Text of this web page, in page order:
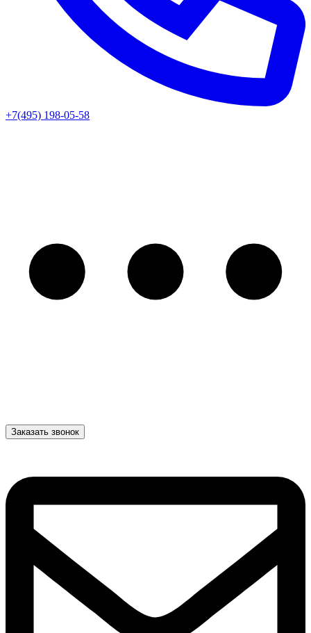
+7(495) 198-05-58
Заказать звонок